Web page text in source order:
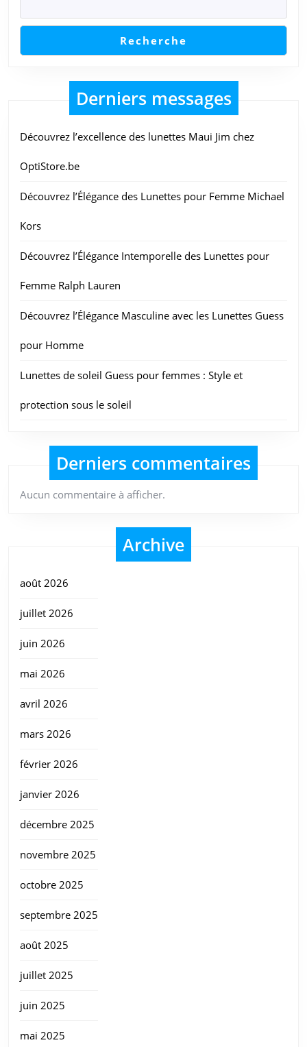
le
soleil
Recherche
Derniers messages
Découvrez l’excellence des lunettes Maui Jim chez
OptiStore.be
Découvrez l’Élégance des Lunettes pour Femme Michael
Kors
Découvrez l’Élégance Intemporelle des Lunettes pour
Femme Ralph Lauren
Découvrez l’Élégance Masculine avec les Lunettes Guess
pour Homme
Lunettes de soleil Guess pour femmes : Style et
protection sous le soleil
Derniers commentaires
Aucun commentaire à afficher.
Archive
août 2026
juillet 2026
juin 2026
mai 2026
avril 2026
mars 2026
février 2026
janvier 2026
décembre 2025
novembre 2025
octobre 2025
septembre 2025
août 2025
juillet 2025
juin 2025
mai 2025